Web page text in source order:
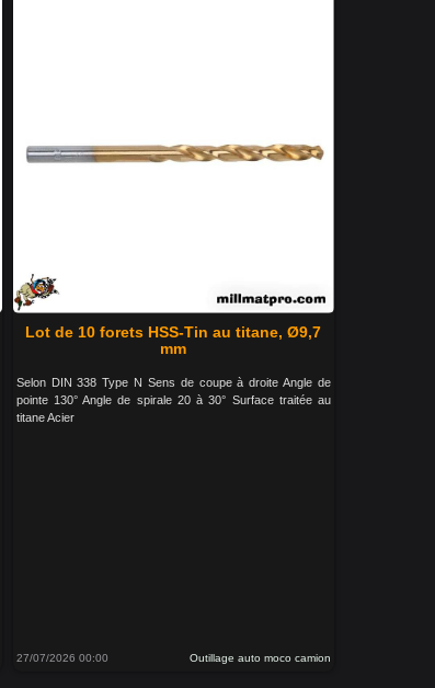
Lot de 10 forets HSS-Tin au titane, Ø9,7
mm
Selon DIN 338 Type N Sens de coupe à droite Angle de
pointe 130° Angle de spirale 20 à 30° Surface traitée au
titane Acier
27/07/2026 00:00 Outillage auto moco camion